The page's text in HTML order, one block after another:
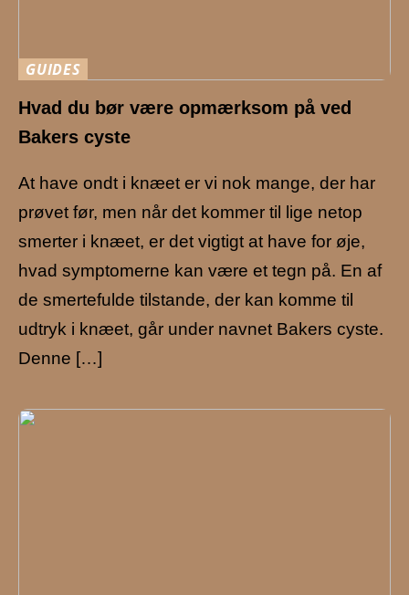
GUIDES
Hvad du bør være opmærksom på ved
Bakers cyste
At have ondt i knæet er vi nok mange, der har
prøvet før, men når det kommer til lige netop
smerter i knæet, er det vigtigt at have for øje,
hvad symptomerne kan være et tegn på. En af
de smertefulde tilstande, der kan komme til
udtryk i knæet, går under navnet Bakers cyste.
Denne […]